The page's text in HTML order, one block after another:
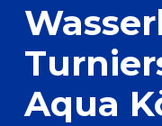
Aqua